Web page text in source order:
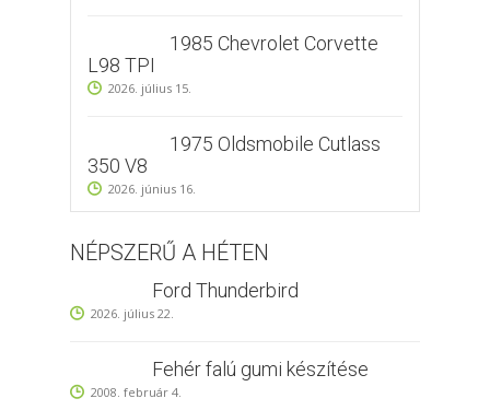
1985 Chevrolet Corvette
L98 TPI
2026. július 15.
1975 Oldsmobile Cutlass
350 V8
2026. június 16.
NÉPSZERŰ A HÉTEN
Ford Thunderbird
2026. július 22.
Fehér falú gumi készítése
2008. február 4.